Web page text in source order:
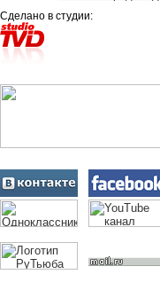
Сделано в студии: